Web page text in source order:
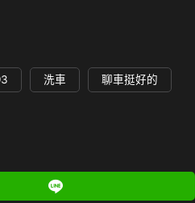
洗車 聊車挺好的